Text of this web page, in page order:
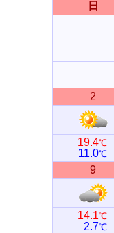
日
2
19.4℃
11.0℃
9
14.1℃
2.7℃